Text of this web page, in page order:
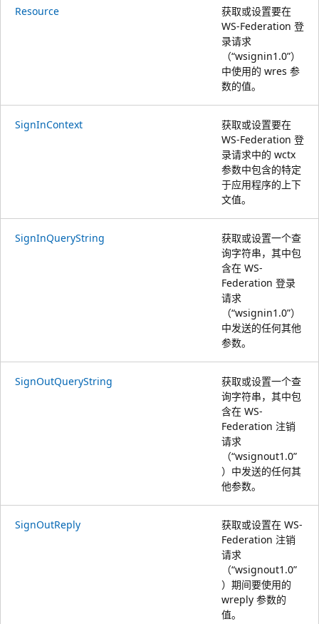
Resource
获取或设置要在
WS-Federation 登
录请求
（“wsignin1.0”）
中使用的 wres 参
数的值。
SignInContext
获取或设置要在
WS-Federation 登
录请求中的 wctx
参数中包含的特定
于应用程序的上下
文值。
SignInQueryString
获取或设置一个查
询字符串，其中包
含在 WS-
Federation 登录
请求
（“wsignin1.0”）
中发送的任何其他
参数。
SignOutQueryString
获取或设置一个查
询字符串，其中包
含在 WS-
Federation 注销
请求
（“wsignout1.0”
）中发送的任何其
他参数。
SignOutReply
获取或设置在 WS-
Federation 注销
请求
（“wsignout1.0”
）期间要使用的
wreply 参数的
值。